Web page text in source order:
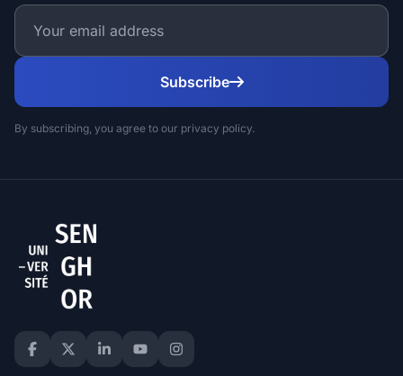
Subscribe
By subscribing, you agree to our privacy policy.